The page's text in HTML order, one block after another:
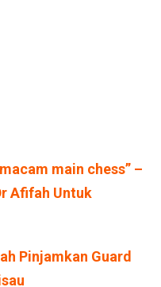
main chess” –
Afifah Untuk
Pinjamkan Guard